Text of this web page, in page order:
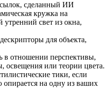
сделанный ИИ
кружка на
утренний свет из окна,
для объекта,
в отношении перспективы,
освещения или теории цвета.
тики, если
на одну из ваших